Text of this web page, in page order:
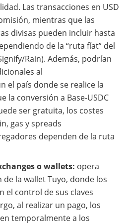
Las transacciones en USD
mientras que las
divisas pueden incluir hasta
de la “ruta fíat” del
Rain). Además, podrían
al
el país donde se realice la
la conversión a Base‑USDC
ser gratuita, los costes
gas y spreads
dependen de la ruta
o wallets: opera
de la wallet Tuyo, donde los
el control de sus claves
al realizar un pago, los
temporalmente a los